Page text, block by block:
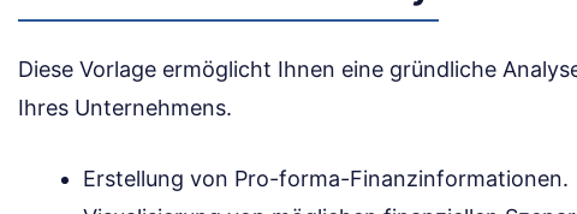
Diese Vorlage ermöglicht Ihnen eine gründliche
Ihres Unternehmens.
Erstellung von Pro-forma-Finanzinformationen.